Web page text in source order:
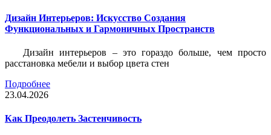
Дизайн Интерьеров: Искусство Создания
Функциональных и Гармоничных Пространств
Дизайн интерьеров – это гораздо больше, чем просто
расстановка мебели и выбор цвета стен
Подробнее
23.04.2026
Как Преодолеть Застенчивость